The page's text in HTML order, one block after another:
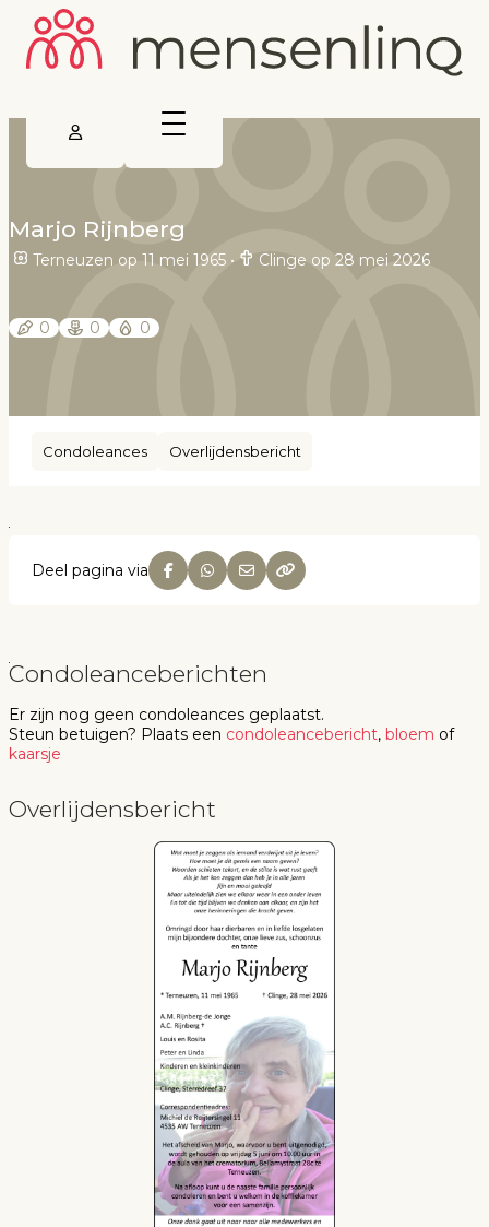
Marjo Rijnberg
Terneuzen op 11 mei 1965 • Clinge op 28 mei 2026
0 0 0
Condoleances Overlijdensbericht
Deel pagina via
Condoleanceberichten
Er zijn nog geen condoleances geplaatst.
Steun betuigen? Plaats een condoleancebericht, bloem of
kaarsje
Overlijdensbericht